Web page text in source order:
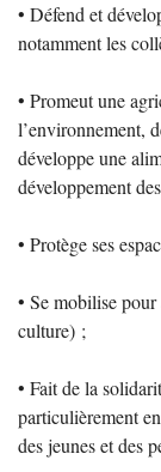
• Défend et
notamment les
• Promeut une
l’environnement,
développe une
développement
• Protège ses
• Se mobilise
culture) ;
• Fait de la
particulièrement
des jeunes et des